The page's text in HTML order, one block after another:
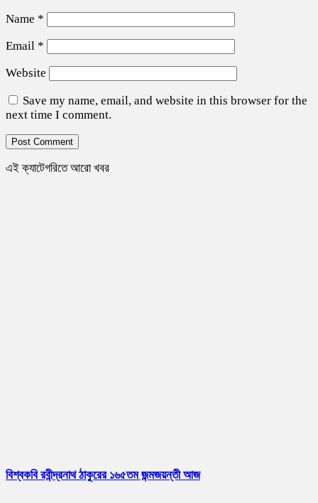
Name *
Email *
Website
Save my name, email, and website in this browser for the
next time I comment.
এই ক্যাটেগরিতে আরো খবর
বিশ্বকবি রবীন্দ্রনাথ ঠাকুরের ১৬৫তম জন্মজয়ন্তী আজ